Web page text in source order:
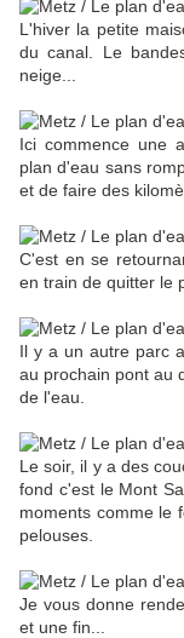
L'hiver la petite
du canal. Le
neige...
Ici commence une
plan d'eau sans
et de faire des
C'est en se
en train de quitter le
Il y a un autre parc
au prochain pont au
de l'eau.
Le soir, il y a des
fond c'est le Mont
moments comme le
pelouses.
Je vous donne
et une fin...